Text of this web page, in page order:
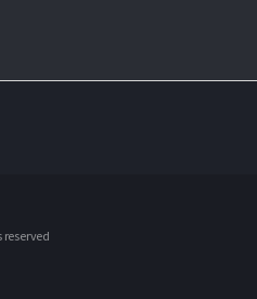
reserved